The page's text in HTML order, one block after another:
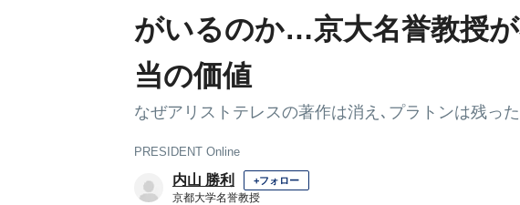
がいるのか…京大名誉教授
当の価値
なぜアリストテレスの著作は消え､プラトンは残っ
PRESIDENT Online
内山 勝利 +フォロー
京都大学名誉教授